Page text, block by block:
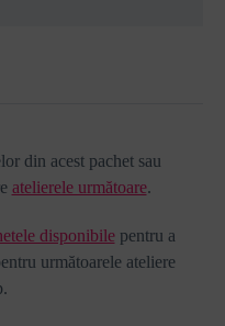
din acest pachet sau
atelierele următoare.
disponibilepentru a
următoarele ateliere